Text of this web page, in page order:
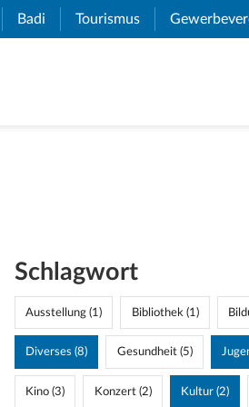
Link)
Badi (External Link)
Tourismus (External Link)
Schlagwort
Ausstellung (1) Bibliothek (1)
Diverses (8) Gesundheit (5)
Kino (3) Konzert (2) Kultur (2)